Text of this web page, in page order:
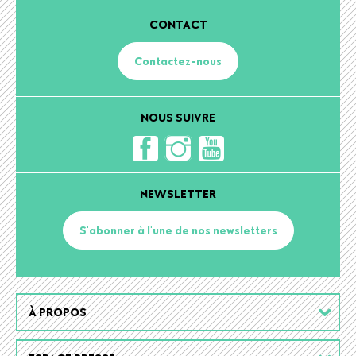
CONTACT
Contactez-nous
NOUS SUIVRE
NEWSLETTER
S'abonner à l'une de nos newsletters
Footer
menu
À PROPOS